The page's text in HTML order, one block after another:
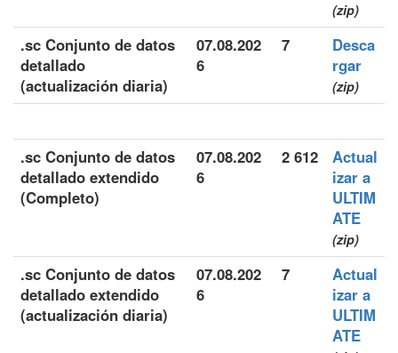
(zip)
.sc Conjunto de datos
detallado
(actualización diaria)
07.08.202
6
7
Desca
rgar
(zip)
.sc Conjunto de datos
detallado extendido
(Completo)
07.08.202
6
2 612
Actual
izar a
ULTIM
ATE
(zip)
.sc Conjunto de datos
detallado extendido
(actualización diaria)
07.08.202
6
7
Actual
izar a
ULTIM
ATE